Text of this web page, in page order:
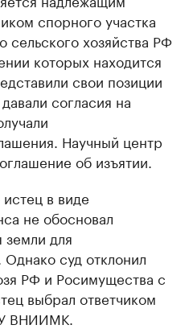
спорного участка
сельского хозяйства РФ
которых находится
свои позиции
согласия на
Научный центр
об изъятии.
в виде
не обосновал
земли для
суд отклонил
РФ и Росимущества с
выбрал ответчиком
ВНИИМК.